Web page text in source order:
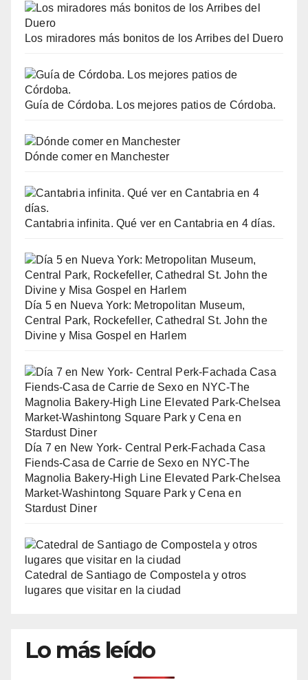
Los miradores más bonitos de los Arribes del Duero
Guía de Córdoba. Los mejores patios de Córdoba.
Dónde comer en Manchester
Cantabria infinita. Qué ver en Cantabria en 4 días.
Día 5 en Nueva York: Metropolitan Museum,
Central Park, Rockefeller, Cathedral St. John the
Divine y Misa Gospel en Harlem
Día 7 en New York- Central Perk-Fachada Casa
Fiends-Casa de Carrie de Sexo en NYC-The
Magnolia Bakery-High Line Elevated Park-Chelsea
Market-Washintong Square Park y Cena en
Stardust Diner
Catedral de Santiago de Compostela y otros
lugares que visitar en la ciudad
Lo más leído